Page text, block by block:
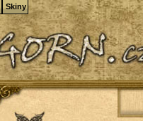
Skiny